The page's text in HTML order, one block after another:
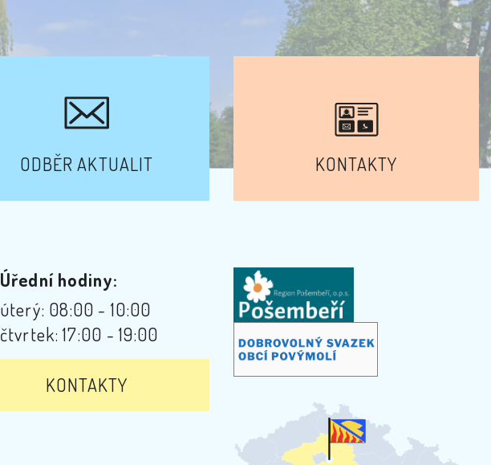
ODBĚR AKTUALIT KONTAKTY
Úřední hodiny:
úterý: 08:00 - 10:00
čtvrtek: 17:00 - 19:00
KONTAKTY